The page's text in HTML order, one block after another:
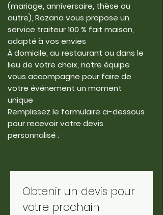
(mariage, anniversaire, thèse ou
autre), Rozana vous propose un
service traiteur 100 % fait maison,
adapté à vos envies
À domicile, au restaurant ou dans le
lieu de votre choix, notre équipe
vous accompagne pour faire de
votre événement un moment
unique
Remplissez le formulaire ci-dessous
pour recevoir votre devis
personnalisé :
Obtenir un devis pour
votre prochain